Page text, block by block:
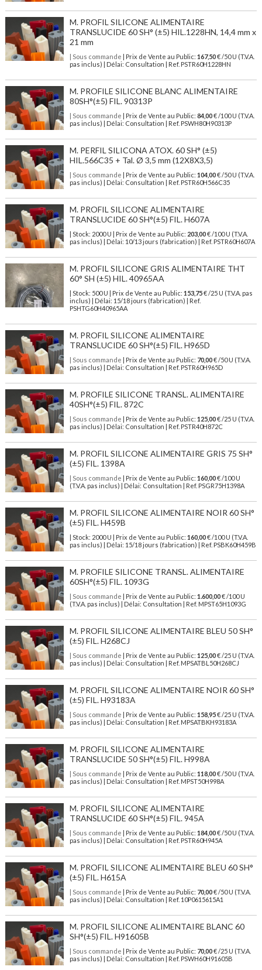
M. PROFIL SILICONE ALIMENTAIRE
TRANSLUCIDE 60 SH° (±5) HIL.1228HN, 14,4 mm x
21 mm
| Sous commande | Prix de Vente au Public: 167,50€ /50 U (T.V.A.
pas inclus) | Délai: Consultation | Ref. PSTR60H1228HN
M. PROFILE SILICONE BLANC ALIMENTAIRE
80SH°(±5) FIL. 90313P
| Sous commande | Prix de Vente au Public: 84,00€ /100 U (T.V.A.
pas inclus) | Délai: Consultation | Ref. PSWH80H90313P
M. PERFIL SILICONA ATOX. 60 SH° (±5)
HIL.566C35 + Tal. Ø 3,5 mm (12X8X3,5)
| Sous commande | Prix de Vente au Public: 104,00€ /50 U (T.V.A.
pas inclus) | Délai: Consultation | Ref. PSTR60H566C35
M. PROFIL SILICONE ALIMENTAIRE
TRANSLUCIDE 60 SH°(±5) FIL. H607A
| Stock: 2000 U | Prix de Vente au Public: 203,00€/100 U (T.V.A.
pas inclus)
| Délai: 10/13 jours (fabrication) | Ref. PSTR60H607A
M. PROFIL SILICONE GRIS ALIMENTAIRE THT
60° SH (±5) HIL. 40965AA
| Stock: 500 U | Prix de Vente au Public: 153,75€/25 U (T.V.A. pas
inclus)
| Délai: 15/18 jours (fabrication) | Ref.
PSHTG60H40965AA
M. PROFIL SILICONE ALIMENTAIRE
TRANSLUCIDE 60 SH°(±5) FIL. H965D
| Sous commande | Prix de Vente au Public: 70,00€ /50 U (T.V.A.
pas inclus) | Délai: Consultation | Ref. PSTR60H965D
M. PROFILE SILICONE TRANSL. ALIMENTAIRE
40SH°(±5) FIL. 872C
| Sous commande | Prix de Vente au Public: 125,00€ /25 U (T.V.A.
pas inclus) | Délai: Consultation | Ref. PSTR40H872C
M. PROFIL SILICONE ALIMENTAIRE GRIS 75 SH°
(±5) FIL. 1398A
| Sous commande | Prix de Vente au Public: 160,00€ /100 U
(T.V.A. pas inclus) | Délai: Consultation | Ref. PSGR75H1398A
M. PROFIL SILICONE ALIMENTAIRE NOIR 60 SH°
(±5) FIL. H459B
| Stock: 2000 U | Prix de Vente au Public: 160,00€/100 U (T.V.A.
pas inclus)
| Délai: 15/18 jours (fabrication) | Ref. PSBK60H459B
M. PROFILE SILICONE TRANSL. ALIMENTAIRE
60SH°(±5) FIL. 1093G
| Sous commande | Prix de Vente au Public: 1.600,00€ /100 U
(T.V.A. pas inclus) | Délai: Consultation | Ref. MPST65H1093G
M. PROFIL SILICONE ALIMENTAIRE BLEU 50 SH°
(±5) FIL. H268CJ
| Sous commande | Prix de Vente au Public: 125,00€ /25 U (T.V.A.
pas inclus) | Délai: Consultation | Ref. MPSATBL50H268CJ
M. PROFIL SILICONE ALIMENTAIRE NOIR 60 SH°
(±5) FIL. H93183A
| Sous commande | Prix de Vente au Public: 158,95€ /25 U (T.V.A.
pas inclus) | Délai: Consultation | Ref. MPSATBKH93183A
M. PROFIL SILICONE ALIMENTAIRE
TRANSLUCIDE 50 SH°(±5) FIL. H998A
| Sous commande | Prix de Vente au Public: 118,00€ /50 U (T.V.A.
pas inclus) | Délai: Consultation | Ref. MPST50H998A
M. PROFIL SILICONE ALIMENTAIRE
TRANSLUCIDE 60 SH°(±5) FIL. 945A
| Sous commande | Prix de Vente au Public: 184,00€ /50 U (T.V.A.
pas inclus) | Délai: Consultation | Ref. PSTR60H945A
M. PROFIL SILICONE ALIMENTAIRE BLEU 60 SH°
(±5) FIL. H615A
| Sous commande | Prix de Vente au Public: 70,00€ /50 U (T.V.A.
pas inclus) | Délai: Consultation | Ref. 10P0615615A1
M. PROFIL SILICONE ALIMENTAIRE BLANC 60
SH°(±5) FIL. H91605B
| Sous commande | Prix de Vente au Public: 70,00€ /25 U (T.V.A.
pas inclus) | Délai: Consultation | Ref. PSWH60H91605B